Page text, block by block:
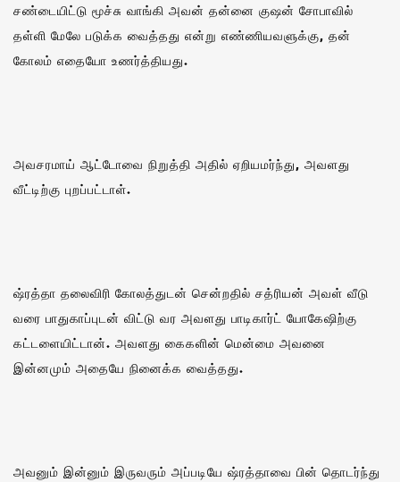
சண்டையிட்டு மூச்சு வாங்கி அவன் தன்னை குஷன் சோபாவில்
தள்ளி மேலே படுக்க வைத்தது என்று எண்ணியவளுக்கு, தன்
கோலம் எதையோ உணர்த்தியது.
அவசரமாய் ஆட்டோவை நிறுத்தி அதில் ஏறியமர்ந்து, அவளது
வீட்டிற்கு புறப்பட்டாள்.
ஷ்ரத்தா தலைவிரி கோலத்துடன் சென்றதில் சத்ரியன் அவள் வீடு
வரை பாதுகாப்புடன் விட்டு வர அவளது பாடிகார்ட் யோகேஷிற்கு
கட்டளையிட்டான். அவளது கைகளின் மென்மை அவனை
இன்னமும் அதையே நினைக்க வைத்தது.
அவனும் இன்னும் இருவரும் அப்படியே ஷ்ரத்தாவை பின் தொடர்ந்து